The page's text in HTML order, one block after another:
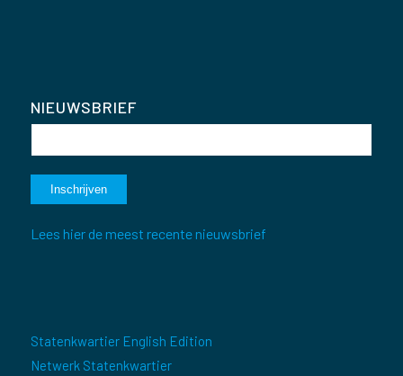
NIEUWSBRIEF
Lees hier de meest recente nieuwsbrief
Statenkwartier English Edition
Netwerk Statenkwartier